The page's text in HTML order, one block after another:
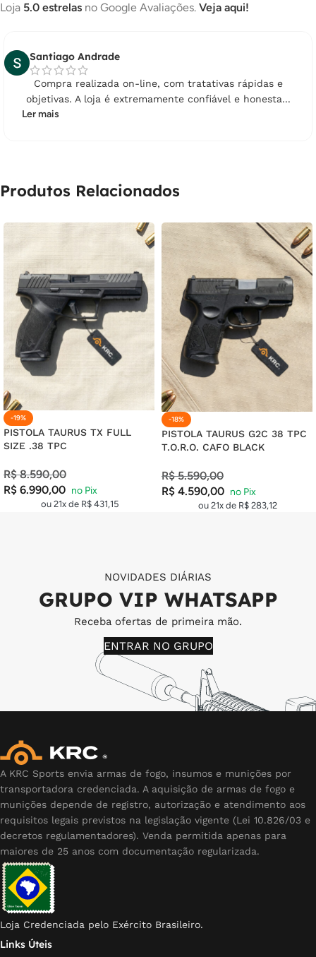
Loja 5.0 estrelas no Google Avaliações. Veja aqui!
Santiago Andrade
Compra realizada on-line, com tratativas rápidas e
objetivas. A loja é extremamente confiável e honesta...
Ler mais
Produtos Relacionados
-19%
PISTOLA TAURUS TX FULL
SIZE .38 TPC
R$8.590,00
R$ 6.990,00
ou 21x de R$431,15
-18%
PISTOLA TAURUS G2C 38 TPC
T.O.R.O. CAFO BLACK
R$5.590,00
R$ 4.590,00
ou 21x de R$283,12
NOVIDADES DIÁRIAS
GRUPO VIP WHATSAPP
Receba ofertas de primeira mão.
ENTRAR NO GRUPO
A KRC Sports envia armas de fogo, insumos e munições por
transportadora credenciada. A aquisição de armas de fogo e
munições depende de registro, autorização e atendimento aos
requisitos legais previstos na legislação vigente (Lei 10.826/03 e
decretos regulamentadores). Venda permitida apenas para
maiores de 25 anos com documentação regularizada.
Loja Credenciada pelo Exército Brasileiro.
Links Úteis